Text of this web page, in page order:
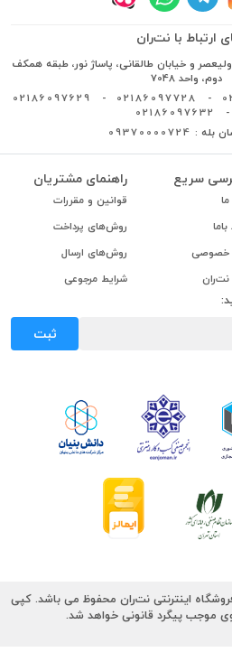
ارتباط با نت‌ران
و خیابان طالقانی، پاساژ نور، طبقه همکف
دوم، واحد 7048
-
02186097728
-
02186097629
-
02186097632
بله : 09370000724
سریع
ما
باما
خصوصی
راهنمای مشتریان
قوانین و مقررات
روش‌های پرداخت
روش‌های ارسال
شرایط مرجوعی
ثبت
اینترنتی نت‌ران محفوظ می باشد. کپی
موجب پیگرد قانونی خواهد شد.